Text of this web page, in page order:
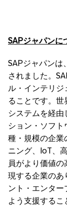
SAPジャパンに
SAPジャパンは
されました。
ル・インテリ
ることです。
システムを経
ション・ソフ
種・規模の企業
ニング、IoT、
員がより価値
現する企業のあ
ント・エンタ
よう支援する